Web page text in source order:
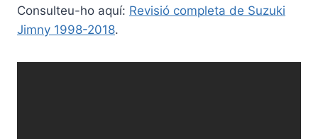
Consulteu-ho aquí: Revisió completa de Suzuki
Jimny 1998-2018.